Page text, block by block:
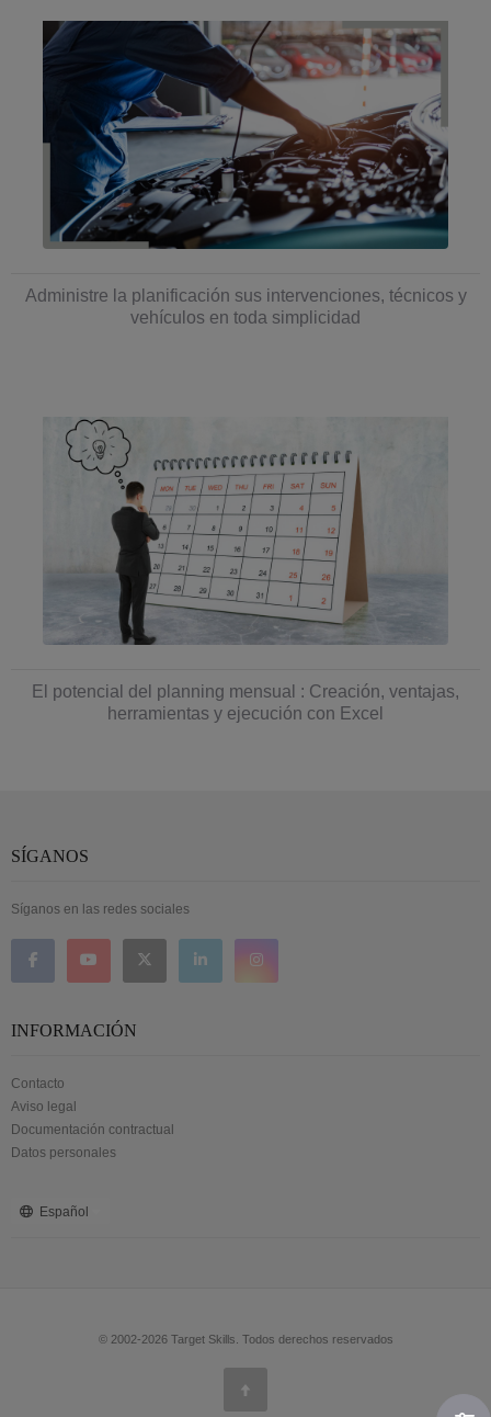
Administre la planificación sus intervenciones, técnicos y
vehículos en toda simplicidad
El potencial del planning mensual : Creación, ventajas,
herramientas y ejecución con Excel
SÍGANOS
Síganos en las redes sociales
INFORMACIÓN
Contacto
Aviso legal
Documentación contractual
Datos personales
Español
© 2002-2026 Target Skills. Todos derechos reservados